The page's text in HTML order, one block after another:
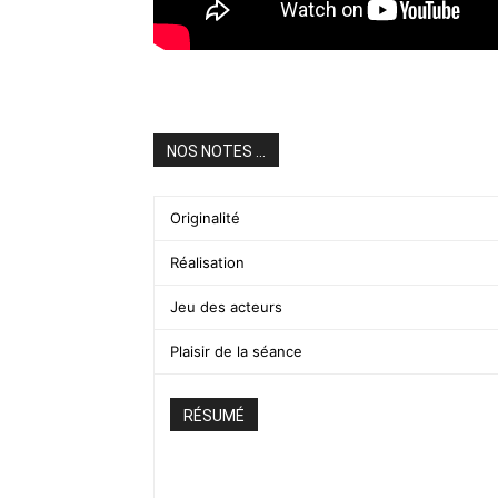
NOS NOTES ...
Originalité
Réalisation
Jeu des acteurs
Plaisir de la séance
RÉSUMÉ